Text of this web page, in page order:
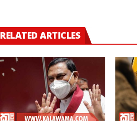
RELATED ARTICLES